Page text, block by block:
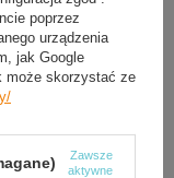
poprzez
urządzenia
jak Google
może skorzystać ze
Zawsze
aktywne